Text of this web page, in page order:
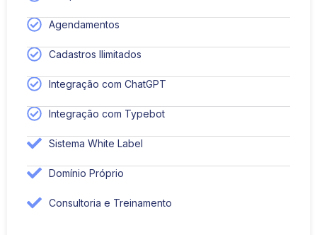
Agendamentos
Cadastros Ilimitados
Integração com ChatGPT
Integração com Typebot
Sistema White Label
Domínio Próprio
Consultoria e Treinamento